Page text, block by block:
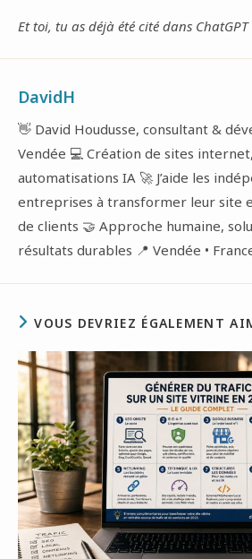
Et toi, tu as déjà été cité dans ChatGPT
DavidH
👋 David Houdusse, consultant &
Vendée 💻 Création de sites
automatisations IA 🚀 J’aide les
entreprises à transformer leur site
de clients 🤝 Approche humaine,
résultats durables 📍 Vendée •
VOUS DEVRIEZ ÉGALEMENT